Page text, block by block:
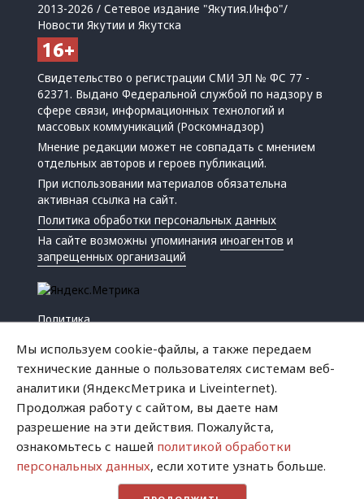
2013-2026 / Сетевое издание "Якутия.Инфо"/
Новости Якутии и Якутска
Свидетельство о регистрации СМИ ЭЛ № ФС 77 -
62371. Выдано Федеральной службой по надзору в
сфере связи, информационных технологий и
массовых коммуникаций (Роскомнадзор)
Мнение редакции может не совпадать с мнением
отдельных авторов и героев публикаций.
При использовании материалов обязательна
активная ссылка на сайт.
Политика обработки персональных данных
На сайте возможны упоминанияиноагентов и
запрещенных организаций
Политика
Криминал
Успех
Хватит это терпеть
Мы используем cookie-файлы, а также передаем
технические данные о пользователях системам веб-
аналитики (ЯндексМетрика и Liveinternet).
Продолжая работу с сайтом, вы даете нам
разрешение на эти действия. Пожалуйста,
ознакомьтесь с нашей политикой обработки
персональных данных, если хотите узнать больше.